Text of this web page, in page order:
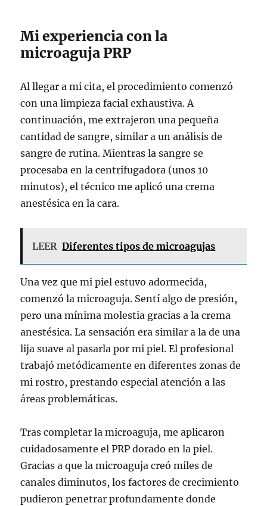
Mi experiencia con la
microaguja PRP
Al llegar a mi cita, el procedimiento comenzó
con una limpieza facial exhaustiva. A
continuación, me extrajeron una pequeña
cantidad de sangre, similar a un análisis de
sangre de rutina. Mientras la sangre se
procesaba en la centrifugadora (unos 10
minutos), el técnico me aplicó una crema
anestésica en la cara.
LEER Diferentes tipos de microagujas
Una vez que mi piel estuvo adormecida,
comenzó la microaguja. Sentí algo de presión,
pero una mínima molestia gracias a la crema
anestésica. La sensación era similar a la de una
lija suave al pasarla por mi piel. El profesional
trabajó metódicamente en diferentes zonas de
mi rostro, prestando especial atención a las
áreas problemáticas.
Tras completar la microaguja, me aplicaron
cuidadosamente el PRP dorado en la piel.
Gracias a que la microaguja creó miles de
canales diminutos, los factores de crecimiento
pudieron penetrar profundamente donde